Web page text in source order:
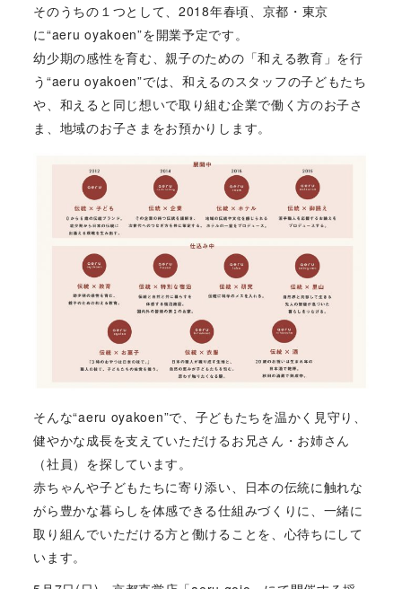
そのうちの１つとして、2018年春頃、京都・東京
に“aeru oyakoen”を開業予定です。
幼少期の感性を育む、親子のための「和える教育」を行
う“aeru oyakoen”では、和えるのスタッフの子どもたち
や、和えると同じ想いで取り組む企業で働く方のお子さ
ま、地域のお子さまをお預かりします。
そんな“aeru oyakoen”で、子どもたちを温かく見守り、
健やかな成長を支えていただけるお兄さん・お姉さん
（社員）を探しています。
赤ちゃんや子どもたちに寄り添い、日本の伝統に触れな
がら豊かな暮らしを体感できる仕組みづくりに、一緒に
取り組んでいただける方と働けることを、心待ちにして
います。